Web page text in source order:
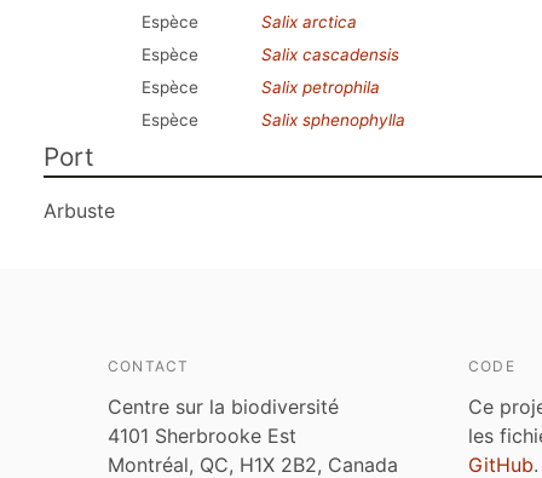
Espèce
Salix arctica
Espèce
Salix cascadensis
Espèce
Salix petrophila
Espèce
Salix sphenophylla
Port
Arbuste
CONTACT
Centre sur la biodiversité
4101 Sherbrooke Est
Montréal, QC, H1X 2B2, Canada
CODE
Ce
les
GitHub.